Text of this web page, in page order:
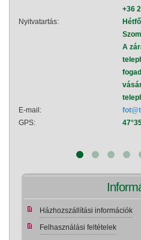
+36
Nyitvatartás:
A
E-mail:
GPS:
Házhozszállítási információk
Felhasználási feltételek